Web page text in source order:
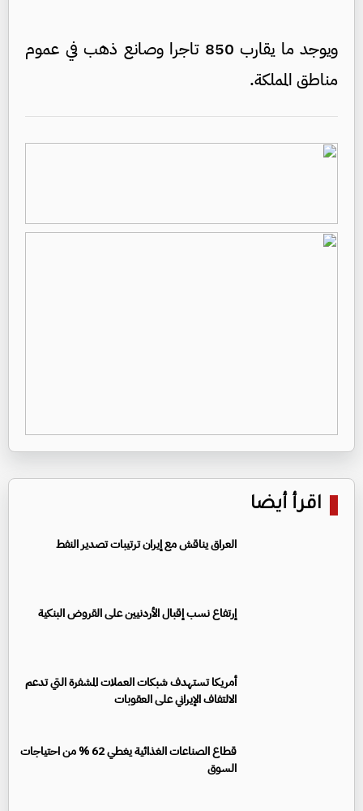
ويوجد ما يقارب 850 تاجرا وصانع ذهب في عموم
مناطق المملكة.
اقرأ أيضا
العراق يناقش مع إيران ترتيبات تصدير النفط
إرتفاع نسب إقبال الأردنيين على القروض البنكية
أمريكا تستهدف شبكات العملات المشفرة التي تدعم
الالتفاف الإيراني على العقوبات
قطاع الصناعات الغذائية يغطي 62 % من احتياجات
السوق